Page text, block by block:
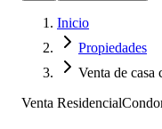
Inicio
Propiedades
Venta de casa
Venta Residencial